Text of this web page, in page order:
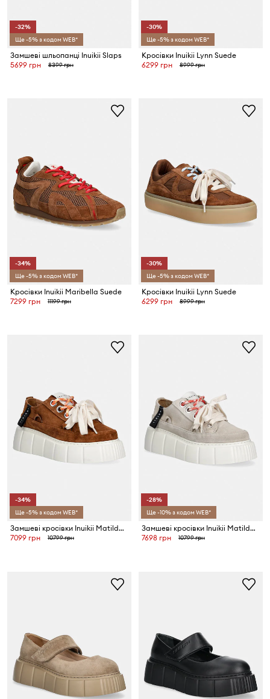
-32%
Ще -5% з кодом WEB*
Замшеві шльопанці Inuikii Slaps
5699 грн
8399 грн
-30%
Ще -5% з кодом WEB*
Кросівки Inuikii Lynn Suede
6299 грн
8999 грн
-34%
Ще -5% з кодом WEB*
Кросівки Inuikii Maribella Suede
7299 грн
11199 грн
-30%
Ще -5% з кодом WEB*
Кросівки Inuikii Lynn Suede
6299 грн
8999 грн
-34%
Ще -5% з кодом WEB*
Замшеві кросівки Inuikii Matilda Suede
7099 грн
10799 грн
-28%
Ще -10% з кодом WEB*
Замшеві кросівки Inuikii Matilda Suede
7698 грн
10799 грн